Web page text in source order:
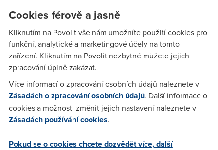
http://www.pragonet.cz/t-dslsat/
Prober(5.10.2003 21:54:59)
Satelitní net jsem měl kdysi, ale od doby co začali chtít
poplatek za používání, tak je to o ničem.... A navíc čekat ve
frontě, až dojde řada na mně...
zdenek(6.10.2003 21:58:03)
obojí je online, tzn nečeká se až přijde řada.
Cookies férově a jasně
Kliknutím na Povolit vše nám umožníte použití cookies pro
funkční, analytické a marketingové účely na tomto
zařízení. Kliknutím na Povolit nezbytné můžete jejich
zpracování úplně zakázat.
Více informací o zpracování osobních údajů naleznete v
Zásadách o zpracování osobních údajů. Další informace o
cookies a možnosti změnit jejich nastavení naleznete v
Zásadách používání cookies.
Pokud se o cookies chcete dozvědět více, další